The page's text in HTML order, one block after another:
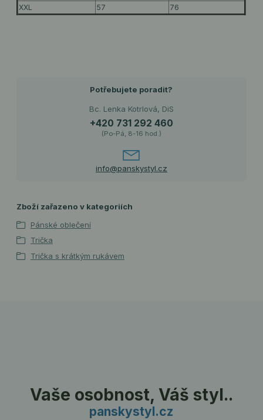
XXL
57 76
Potřebujete poradit?
Bc. Lenka Kotrlová, DiS
+420 731 292 460
(Po-Pá, 8-16 hod.)
info@panskystyl.cz
Zboží zařazeno v kategoriích
Pánské oblečení
Trička
Trička s krátkým rukávem
Vaše osobnost, Váš styl..
panskystyl.cz